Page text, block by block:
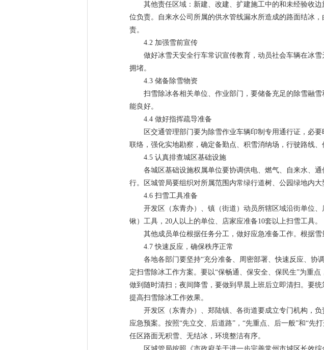
其他责任区域：新建、改建、扩建施工中的和未经验收
位负责。自来水公司所属的供水管线漏水所造成的路面结冰
责。
4.2 加强雪前宣传
做好冰雪天安全行车常识宣传教育，动员社会车辆在冰
拥堵。
4.3 储备除雪物资
扫雪除冰各相关单位、作业部门，要储备充足的除雪融
能良好。
4.4 做好指挥疏导准备
区交通管理部门要为除雪作业车辆印制专用通行证，必
联络，强化实地勘察，确定备勤点、积雪消纳场，行驶路线、
4.5 认真排查城区基础设施
各城区基础设施权属单位要协调供电、燃气、自来水、
行。区城管局要组织对所属范围内常绿行道树、公园绿地内
4.6 扫雪工具准备
开发区（东青办）、镇（街道）动员所辖区域沿街单位
锹）工具，20人以上的单位、店家应准备10套以上扫雪工具。
其他成员单位根据任务分工，做好应急准备工作。根据
4.7 快速反应，确保秩序正常
各地各部门要坚持“充分准备、周密部署、快速反应、协
定扫雪除冰工作方案。要以“保畅通、保安全、保民生”为重
做到随时清扫；夜间降雪，要做到早晨上班后立即清扫。要
提高扫雪除冰工作效果。
开发区（东青办）、郑陆镇、各街道要成立专门机构，
应急预案。按照“先立交、后道路”，“先重点、后一般”和“先
任区路面无积雪、无结冰，环境整洁有序。